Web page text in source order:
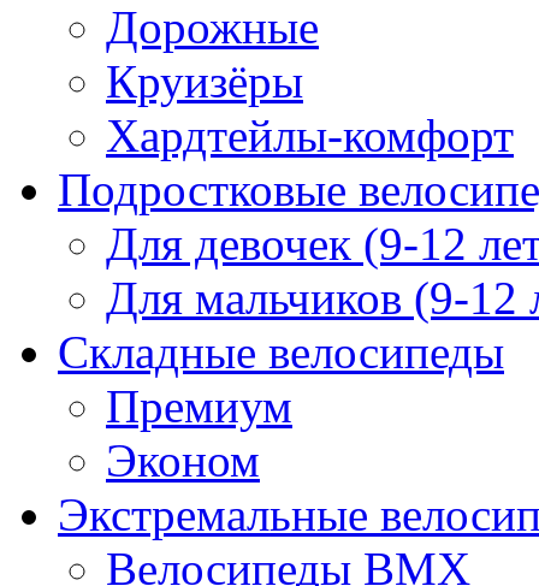
Дорожные
Круизёры
Хардтейлы-комфорт
Подростковые
Для девочек (9-12
Для мальчиков (9-12
Складные велосипеды
Премиум
Эконом
Экстремальные
Велосипеды BMX